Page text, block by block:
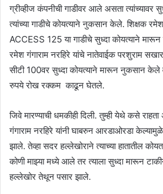
ग्रीव्हीज कंपनीची गाडीवर आले असता त्यांच्यावर
त्यांच्या गाडीचे कोयत्याने नुकसान केले. शिक्षक
ACCESS 125 या गाडीचे सुध्दा कोयत्याने
रमेश गंगाराम नरहिरे यांचे नातेवाईक परशुराम
सीटी 100वर सुध्दा कोयत्याने मारून नुकसान
रुपये रोख रक्कम काढून घेतले.
जिवे मारण्याची धमकीही दिली. तुम्ही येथे कसे
गंगाराम नरहिरे यांनी घाबरुन आरडाओरडा
झाले. तेव्हा सदर हल्लेखोराने त्याच्या हातातील
कोणी माझ्या मध्ये आले तर त्याला सुध्दा मारून
हल्लेखोर तेथून पसार झाले.